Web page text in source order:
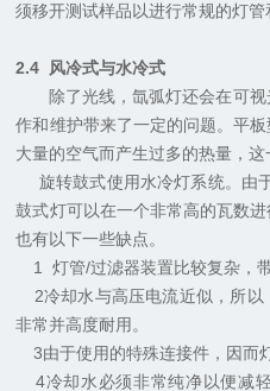
须移开测试样品以进行常规的灯管
2.4
风冷式与水冷式
除了光线，氙弧灯还会在可视
作和维护带来了一定的问题。平
大量的空气而产生过多的热量，
旋转鼓式使用水冷灯系统。由
鼓式灯可以在一个非常高的瓦数
也有以下一些缺点。
1
灯管/过滤器装置比较复杂，
2冷却水与高压电流近似，所
非常并高度耐用。
3由于使用的特殊连接件，因而
4冷却水必须非常纯净以便减